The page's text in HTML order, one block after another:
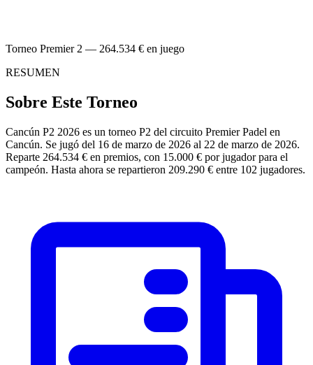
Torneo Premier 2 — 264.534 € en juego
RESUMEN
Sobre Este Torneo
Cancún P2 2026 es un torneo P2 del circuito Premier Padel en
Cancún. Se jugó del 16 de marzo de 2026 al 22 de marzo de 2026.
Reparte 264.534 € en premios, con 15.000 € por jugador para el
campeón. Hasta ahora se repartieron 209.290 € entre 102 jugadores.